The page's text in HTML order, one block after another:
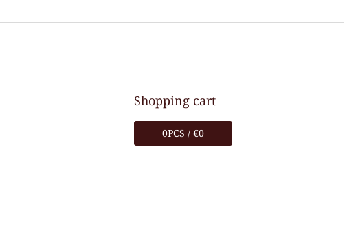
Shopping cart
0PCS / €0